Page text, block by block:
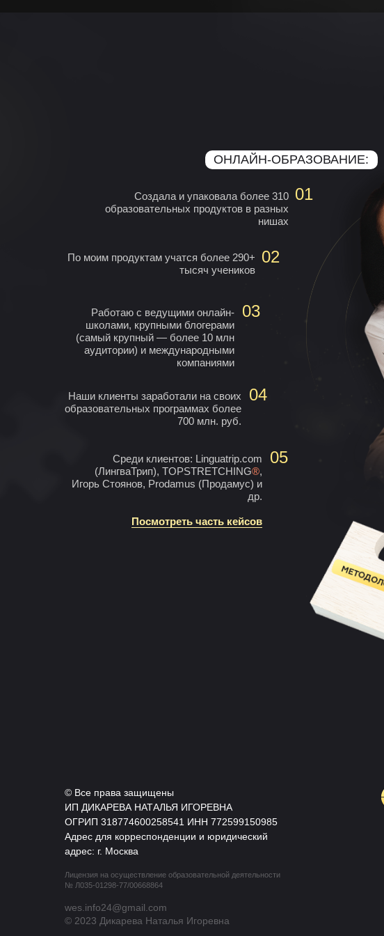
ОНЛАЙН-ОБРАЗОВАНИЕ:
01
Создала и упаковала более 310
образовательных продуктов в разных
нишах
02
По моим продуктам учатся более 290+
тысяч учеников
03
Работаю с ведущими онлайн-
школами, крупными блогерами
(самый крупный — более 10 млн
аудитории) и международными
компаниями
04
Наши клиенты заработали на своих
образовательных программах более
700 млн. руб.
05
Среди клиентов: Linguatrip.com
(ЛингваТрип), TOPSTRETCHING®,
Игорь Стоянов, Prodamus (Продамус) и
др.
Посмотреть часть кейсов
© Все права защищены
ИП ДИКАРЕВА НАТАЛЬЯ ИГОРЕВНА
ОГРИП 318774600258541 ИНН 772599150985
Адрес для корреспонденции и юридический
адрес: г. Москва
wes.info24@gmail.com
© 2023 Дикарева Наталья Игоревна
Лицензия на осуществление образовательной деятельности
№ Л035-01298-77/00668864